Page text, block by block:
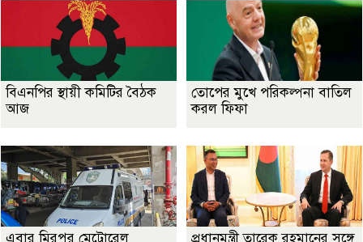
বিএনপির স্থায়ী কমিটির বৈঠক
আজ
তোপের মুখে পরিকল্পনা বাতিল
করল ফিফা
এবার মিরপুর মেট্রোরেল
প্রধানমন্ত্রী তারেক রহমানের সঙ্গে